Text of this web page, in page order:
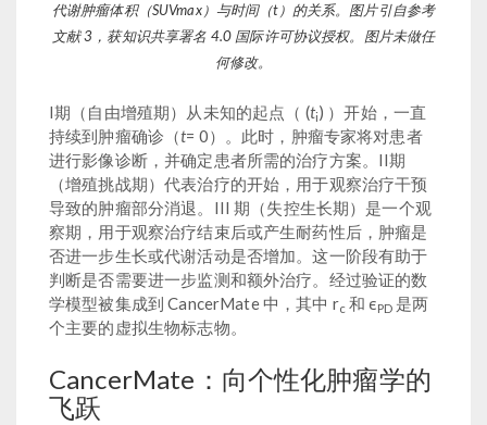
代谢肿瘤体积（SUVmax）与时间（t）的关系。图片引自参考
文献 3，获知识共享署名 4.0 国际许可协议授权。图片未做任
何修改。
I期（自由增殖期）从未知的起点（ (ti) ）开始，一直
持续到肿瘤确诊（t= 0）。此时，肿瘤专家将对患者
进行影像诊断，并确定患者所需的治疗方案。II期
（增殖挑战期）代表治疗的开始，用于观察治疗干预
导致的肿瘤部分消退。III 期（失控生长期）是一个观
察期，用于观察治疗结束后或产生耐药性后，肿瘤是
否进一步生长或代谢活动是否增加。这一阶段有助于
判断是否需要进一步监测和额外治疗。经过验证的数
学模型被集成到 CancerMate 中，其中 rc和 ϵPD是两
个主要的虚拟生物标志物。
CancerMate：向个性化肿瘤学的
飞跃